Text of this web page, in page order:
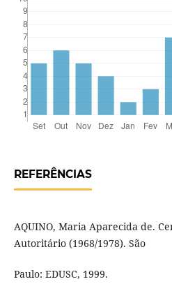
REFERÊNCIAS
AQUINO, Maria Aparecida de.
Autoritário (1968/1978). São
Paulo: EDUSC, 1999.